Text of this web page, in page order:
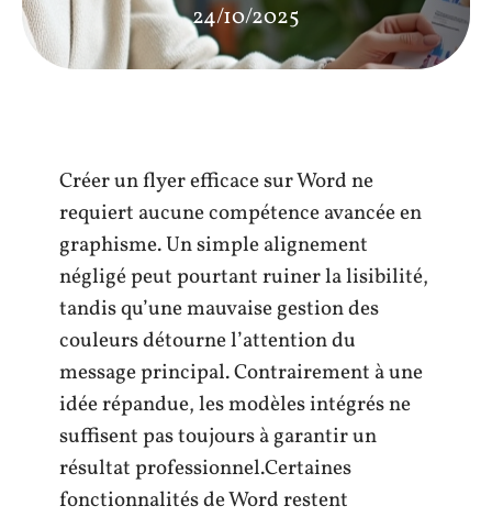
24/10/2025
Créer un flyer efficace sur Word ne
requiert aucune compétence avancée en
graphisme. Un simple alignement
négligé peut pourtant ruiner la lisibilité,
tandis qu’une mauvaise gestion des
couleurs détourne l’attention du
message principal. Contrairement à une
idée répandue, les modèles intégrés ne
suffisent pas toujours à garantir un
résultat professionnel.Certaines
fonctionnalités de Word restent